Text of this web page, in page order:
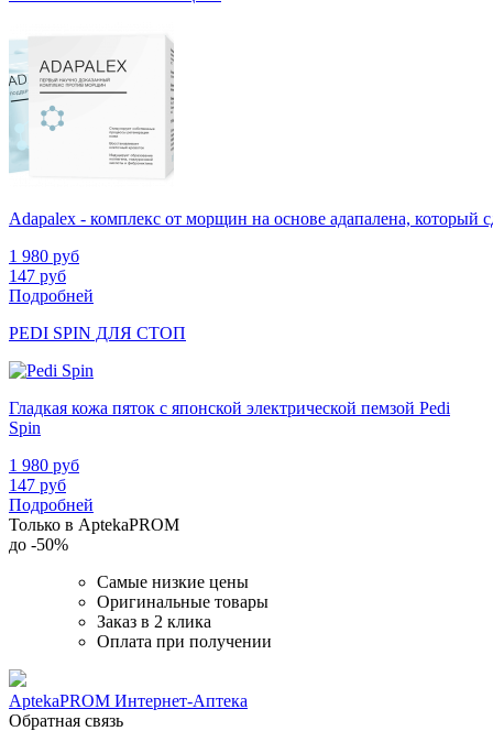
Adapalex - комплекс от морщин на основе адапалена,
1 980 руб
147 руб
Подробней
PEDI SPIN ДЛЯ СТОП
Гладкая кожа пяток с японской электрической пемзой Pedi
Spin
1 980 руб
147 руб
Подробней
Только в AptekaPROM
до -50%
Самые низкие цены
Оригинальные товары
Заказ в 2 клика
Оплата при получении
AptekaPROM Интернет-Аптека
Обратная связь